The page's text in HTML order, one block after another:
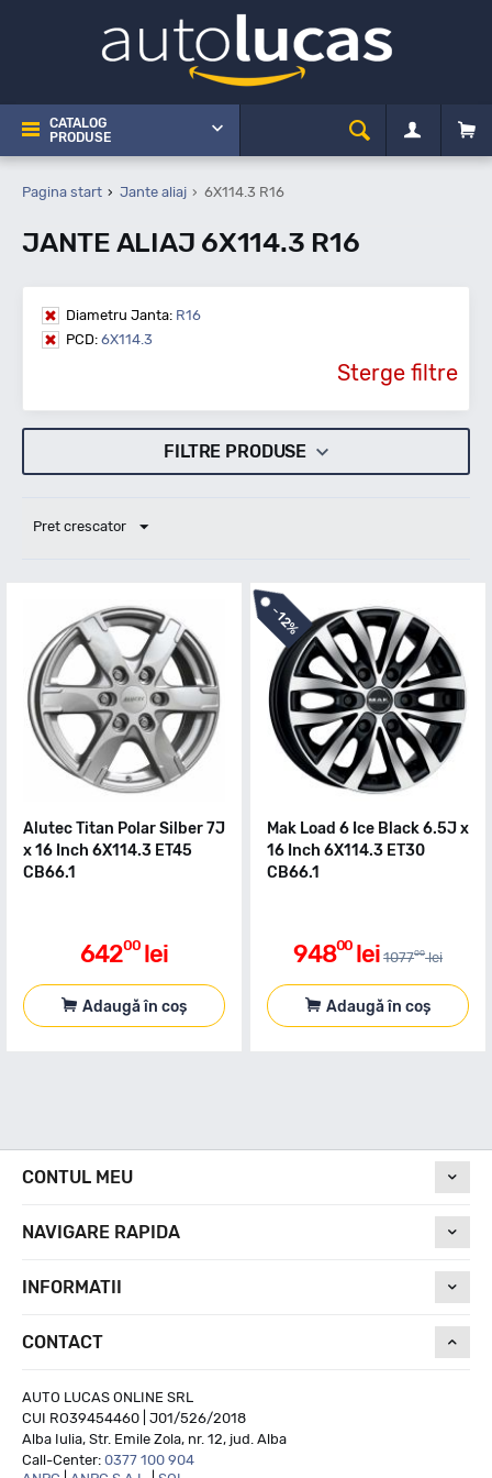
CATALOG
PRODUSE
Pagina start Jante aliaj 6X114.3 R16
JANTE ALIAJ 6X114.3 R16
Diametru Janta: R16
PCD: 6X114.3
Sterge filtre
FILTRE PRODUSE
Pret crescator
Alutec Titan Polar Silber 7J
x 16 Inch 6X114.3 ET45
CB66.1
64200 lei
Adaugă în coș
-12%
Mak Load 6 Ice Black 6.5J x
16 Inch 6X114.3 ET30
CB66.1
94800 lei 107700 lei
Adaugă în coș
CONTUL MEU
NAVIGARE RAPIDA
INFORMATII
CONTACT
AUTO LUCAS ONLINE SRL
CUI RO39454460 | J01/526/2018
Alba Iulia, Str. Emile Zola, nr. 12, jud. Alba
Call-Center: 0377 100 904